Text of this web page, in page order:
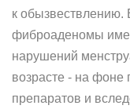
к обызвествлению.
фиброаденомы
нарушений
возрасте - на фоне
препаратов и